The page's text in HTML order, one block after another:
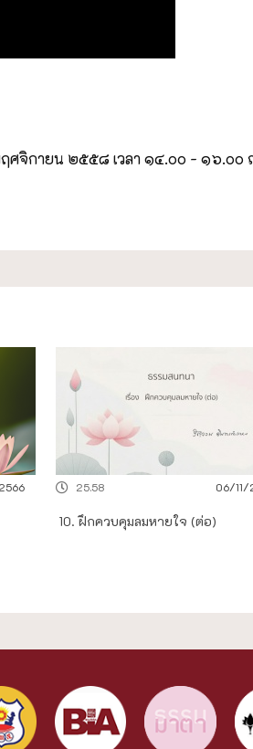
ฤศจิกายน ๒๕๕๘ เวลา ๑๔.๐๐ - ๑๖.
06/11/
25.58
10. ฝึกควบคุมลมหายใจ (ต่อ)